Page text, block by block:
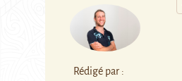
Rédigé par :